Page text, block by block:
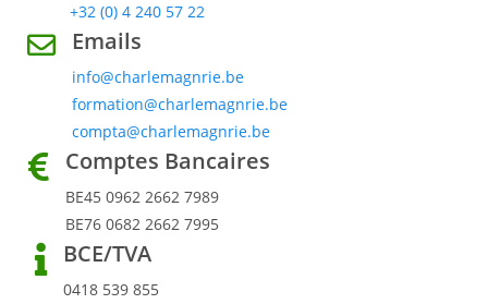
+32 (0) 4 240 57 22
Emails
info@charlemagnrie.be
formation@charlemagnrie.be
compta@charlemagnrie.be
Comptes Bancaires
BE45 0962 2662 7989
BE76 0682 2662 7995
BCE/TVA
0418 539 855